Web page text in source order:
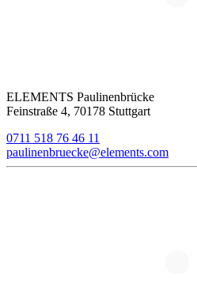
ELEMENTS Paulinenbrücke
Feinstraße 4, 70178 Stuttgart
0711 518 76 46 11
paulinenbruecke@elements.com